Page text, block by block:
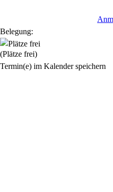
Belegung:
(Plätze frei)
Termin(e) im Kalender speichern